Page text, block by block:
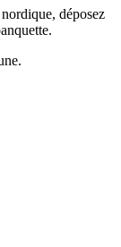
déposez